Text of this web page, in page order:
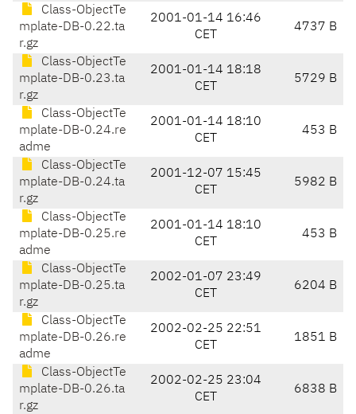
Class-ObjectTe
mplate-DB-0.22.ta
r.gz
2001-01-14 16:46
CET
4737 B
Class-ObjectTe
mplate-DB-0.23.ta
r.gz
2001-01-14 18:18
CET
5729 B
Class-ObjectTe
mplate-DB-0.24.re
adme
2001-01-14 18:10
CET
453 B
Class-ObjectTe
mplate-DB-0.24.ta
r.gz
2001-12-07 15:45
CET
5982 B
Class-ObjectTe
mplate-DB-0.25.re
adme
2001-01-14 18:10
CET
453 B
Class-ObjectTe
mplate-DB-0.25.ta
r.gz
2002-01-07 23:49
CET
6204 B
Class-ObjectTe
mplate-DB-0.26.re
adme
2002-02-25 22:51
CET
1851 B
Class-ObjectTe
mplate-DB-0.26.ta
r.gz
2002-02-25 23:04
CET
6838 B